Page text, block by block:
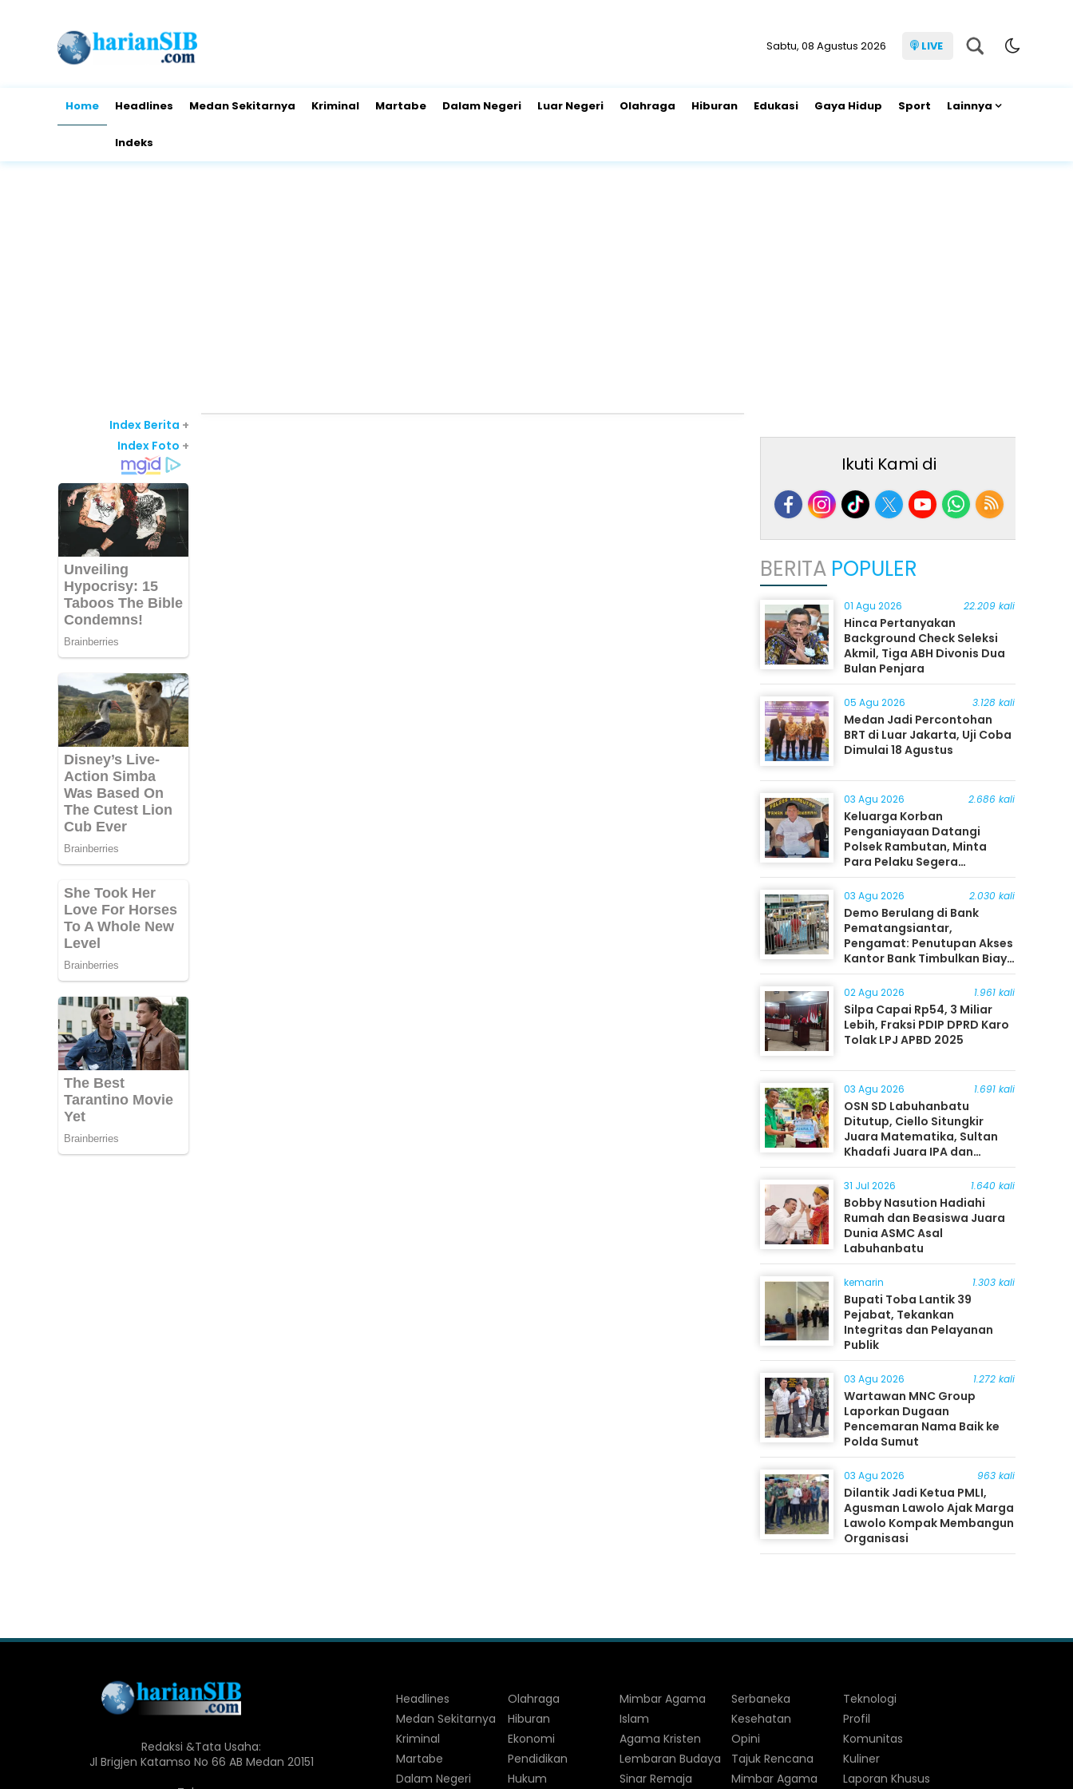
Sabtu, 08 Agustus 2026 LIVE
Home Headlines Medan Sekitarnya Kriminal Martabe Dalam Negeri Luar Negeri Olahraga Hiburan Edukasi Gaya Hidup Sport Lainnya
Indeks
Index Berita +
Index Foto +
Ikuti Kami di
BERITA POPULER
01 Agu 2026 22.209 kali
Hinca Pertanyakan
Background Check Seleksi
Akmil, Tiga ABH Divonis Dua
Bulan Penjara
05 Agu 2026 3.128 kali
Medan Jadi Percontohan
BRT di Luar Jakarta, Uji Coba
Dimulai 18 Agustus
03 Agu 2026 2.686 kali
Keluarga Korban
Penganiayaan Datangi
Polsek Rambutan, Minta
Para Pelaku Segera
Ditangkap
03 Agu 2026 2.030 kali
Demo Berulang di Bank
Pematangsiantar,
Pengamat: Penutupan Akses
Kantor Bank Timbulkan Biaya
Ekonomi bagi Masyarakat
02 Agu 2026 1.961 kali
Silpa Capai Rp54, 3 Miliar
Lebih, Fraksi PDIP DPRD Karo
Tolak LPJ APBD 2025
03 Agu 2026 1.691 kali
OSN SD Labuhanbatu
Ditutup, Ciello Situngkir
Juara Matematika, Sultan
Khadafi Juara IPA dan
Timothy Rangkuti Juara IPS
31 Jul 2026 1.640 kali
Bobby Nasution Hadiahi
Rumah dan Beasiswa Juara
Dunia ASMC Asal
Labuhanbatu
kemarin 1.303 kali
Bupati Toba Lantik 39
Pejabat, Tekankan
Integritas dan Pelayanan
Publik
03 Agu 2026 1.272 kali
Wartawan MNC Group
Laporkan Dugaan
Pencemaran Nama Baik ke
Polda Sumut
03 Agu 2026 963 kali
Dilantik Jadi Ketua PMLI,
Agusman Lawolo Ajak Marga
Lawolo Kompak Membangun
Organisasi
Redaksi &Tata Usaha:
Jl Brigjen Katamso No 66 AB Medan 20151
Headlines
Medan Sekitarnya
Kriminal
Martabe
Dalam Negeri
Olahraga
Hiburan
Ekonomi
Pendidikan
Hukum
Mimbar Agama
Islam
Agama Kristen
Lembaran Budaya
Sinar Remaja
Serbaneka
Kesehatan
Opini
Tajuk Rencana
Mimbar Agama
Teknologi
Profil
Komunitas
Kuliner
Laporan Khusus